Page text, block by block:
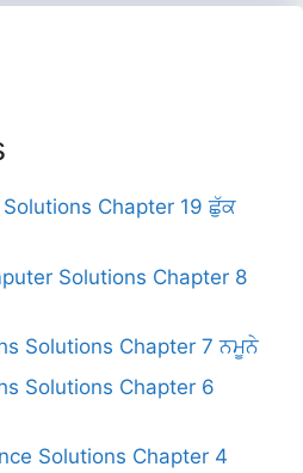
Solutions Chapter 19 ਛੁੱਕ
Solutions Chapter 8
Solutions Chapter 7 ਨਮੂਨੇ
Solutions Chapter 6
Solutions Chapter 4